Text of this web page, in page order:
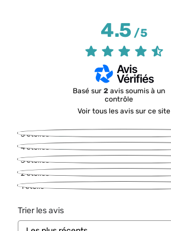
4.5/5
Basé sur 2 avis soumis à un
contrôle
Voir tous les avis sur ce site
5étoiles
4étoiles
3étoiles
2étoiles
1étoile
Trier les avis